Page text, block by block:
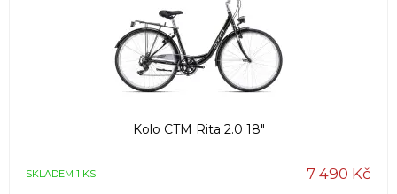
Kolo CTM Rita 2.0 18"
SKLADEM 1 KS 7 490 Kč